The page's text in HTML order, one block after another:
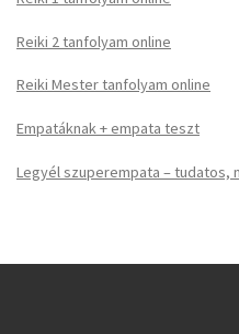
Reiki 2 tanfolyam online
Reiki Mester tanfolyam online
Empatáknak + empata teszt
Legyél szuperempata – tudatos,